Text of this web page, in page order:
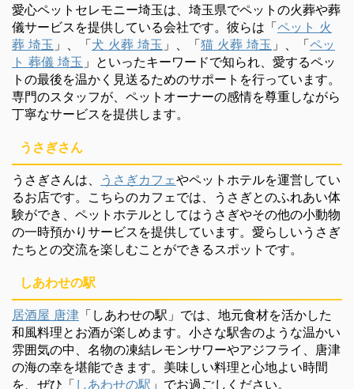
愛心ペットセレモニー埼玉は、埼玉県でペットの火葬や葬
儀サービスを提供している会社です。彼らは「ペット 火
葬 埼玉 」、「犬 火葬 埼玉 」、「猫 火葬 埼玉 」、「ペッ
ト 葬儀 埼玉 」といったキーワードで知られ、愛するペッ
トの最後を温かく見送るためのサポートを行っています。
専門のスタッフが、ペットオーナーの感情を尊重しながら
丁寧なサービスを提供します。
うさぎさん
うさぎさんは、 うさぎカフェやペットホテルを運営してい
るお店です。こちらのカフェでは、うさぎとのふれあい体
験ができ、ペットホテルとしてはうさぎやその他の小動物
の一時預かりサービスを提供しています。愛らしいうさぎ
たちとの交流を楽しむことができるスポットです。
しあわせの駅
居酒屋 唐津 「しあわせの駅」では、地元食材を活かした
和風料理とお酒が楽しめます。小さな駅舎のような温かい
雰囲気の中、名物の凍結レモンサワーやアジフライ、唐津
の海の幸を堪能できます。美味しい料理と心地よい時間
を、ぜひ「 しあわせの駅 」でお過ごしください。